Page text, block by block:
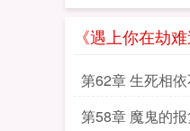
《遇上你在劫
第62章 生死相
第58章 魔鬼的报